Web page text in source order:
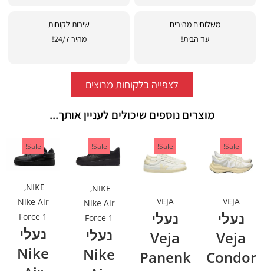
משלוחים מהירים
עד הבית!
שירות לקוחות
מהיר 24/7!
לצפייה בלקוחות מרוצים
מוצרים נוספים שיכולים לעניין אותך...
Sale!
VEJA
נעלי
Veja
Condor
Sale!
VEJA
נעלי
Veja
Panenk
Sale!
NIKE
,
Nike Air
Force 1
נעלי
Nike
Sale!
NIKE
,
Nike Air
Force 1
נעלי
Nike